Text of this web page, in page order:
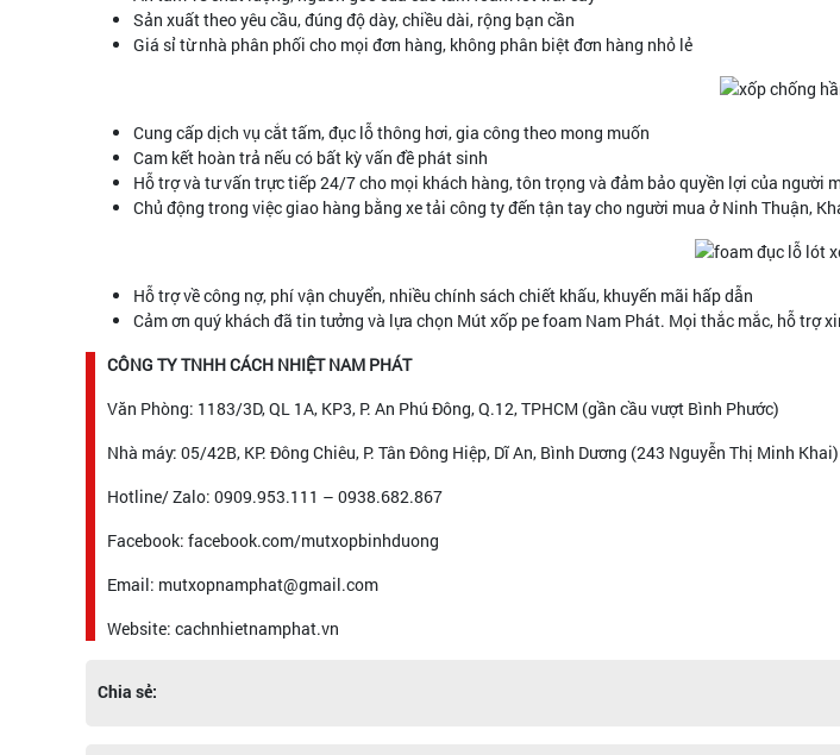
Sản xuất theo yêu cầu, đúng độ dày, chiều dài, rộng bạn cần
Giá sỉ từ nhà phân phối cho mọi đơn hàng, không phân biệt đơn hàng nhỏ lẻ
Cung cấp dịch vụ cắt tấm, đục lỗ thông hơi, gia công theo mong muốn
Cam kết hoàn trả nếu có bất kỳ vấn đề phát sinh
Hỗ trợ và tư vấn trực tiếp 24/7 cho mọi khách hàng, tôn trọng và đảm bảo quyền lợi của người
Chủ động trong việc giao hàng bằng xe tải công ty đến tận tay cho người mua ở Ninh Thuận,
Hỗ trợ về công nợ, phí vận chuyển, nhiều chính sách chiết khấu, khuyến mãi hấp dẫn
Cảm ơn quý khách đã tin tưởng và lựa chọn Mút xốp pe foam Nam Phát. Mọi thắc mắc, hỗ trợ
CÔNG TY TNHH CÁCH NHIỆT NAM PHÁT
Văn Phòng: 1183/3D, QL 1A, KP3, P. An Phú Đông, Q.12, TPHCM (gần cầu vượt Bình Phước)
Nhà máy: 05/42B, KP. Đông Chiêu, P. Tân Đông Hiệp, Dĩ An, Bình Dương (243 Nguyễn Thị Minh Khai)
Hotline/ Zalo: 0909.953.111 – 0938.682.867
Facebook: facebook.com/mutxopbinhduong
Email: mutxopnamphat@gmail.com
Website: cachnhietnamphat.vn
Chia sẻ: